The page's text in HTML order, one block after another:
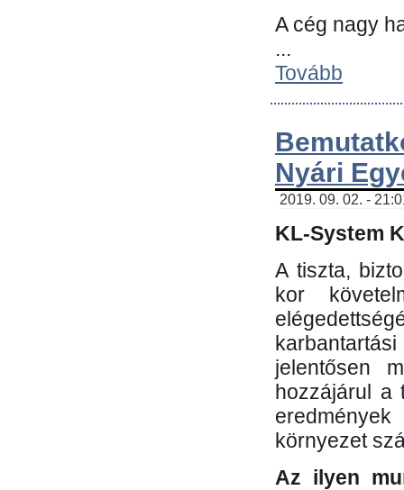
A cég nagy
...
Tovább
Nyári
2019. 09. 02. -
KL-System
A tiszta,
kor
jelentősen
hozzájárul a
környezet
Az ilyen